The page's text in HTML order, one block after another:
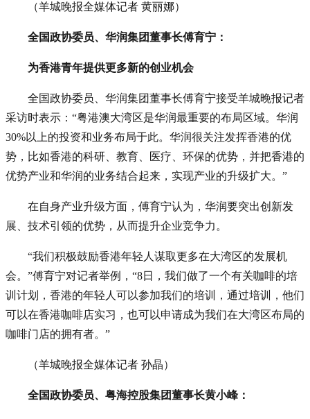
（羊城晚报全媒体记者 黄丽娜）
全国政协委员、华润集团董事长傅育宁：
为香港青年提供更多新的创业机会
全国政协委员、华润集团董事长傅育宁接受羊城晚报记者
采访时表示：“粤港澳大湾区是华润最重要的布局区域。华润
30%以上的投资和业务布局于此。华润很关注发挥香港的优
势，比如香港的科研、教育、医疗、环保的优势，并把香港的
优势产业和华润的业务结合起来，实现产业的升级扩大。”
在自身产业升级方面，傅育宁认为，华润要突出创新发
展、技术引领的优势，从而提升企业竞争力。
“我们积极鼓励香港年轻人谋取更多在大湾区的发展机
会。”傅育宁对记者举例，“8日，我们做了一个有关咖啡的培
训计划，香港的年轻人可以参加我们的培训，通过培训，他们
可以在香港咖啡店实习，也可以申请成为我们在大湾区布局的
咖啡门店的拥有者。”
（羊城晚报全媒体记者 孙晶）
全国政协委员、粤海控股集团董事长黄小峰：